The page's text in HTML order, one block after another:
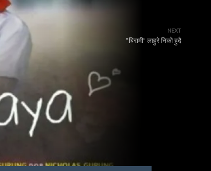
NEXT
“बिरामी” लाहुरे निको हुदै